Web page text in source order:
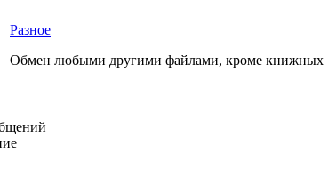
Разное
Обмен любыми другими файлами, кроме книжных